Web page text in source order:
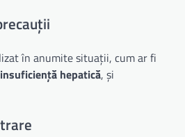
în anumite situații, cum ar fi
insuficiență hepatică, și